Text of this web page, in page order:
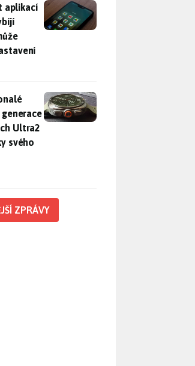
aplikací od Googlu potichu vybíjí baterii
aplikací
chytré hodinky. Nová generace
Ultra2
svého
ZPRÁVY